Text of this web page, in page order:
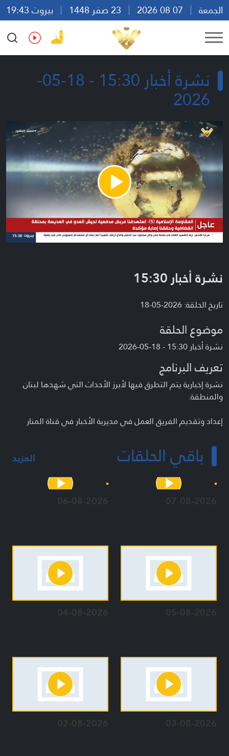
الجمعة
بيروت 19:43
Ar
En Fr Es
نشرة أخبار 15:30 - 18-05-
2026
Play
Video
نشرة أخبار 15:30
تاريخ الحلقة: 2026-05-18
موضوع الحلقة
نشرة أخبار 15:30 - 18-05-2026
تعريف البرنامج
نشرة إخبارية يتم التطرق فيها لأبرز الأحداث التي شهدها لبنان
والمنطقة.
إعداد وتقديم الفريق العمل في مديرية الأخبار في قناة المنار
باقي الحلقات المزيد
07-08-2026
06-08-2026
05-08-2026
04-08-2026
03-08-2026
02-08-2026